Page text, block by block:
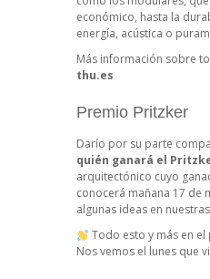
económico, hasta la
energía, acústica o
Más información sobre
thu.es
Premio Pritzker
Darío por su parte
quién ganará el
arquitectónico cuyo
conocerá mañana 17 de
algunas ideas en
Todo esto y más en
Nos vemos el lunes que